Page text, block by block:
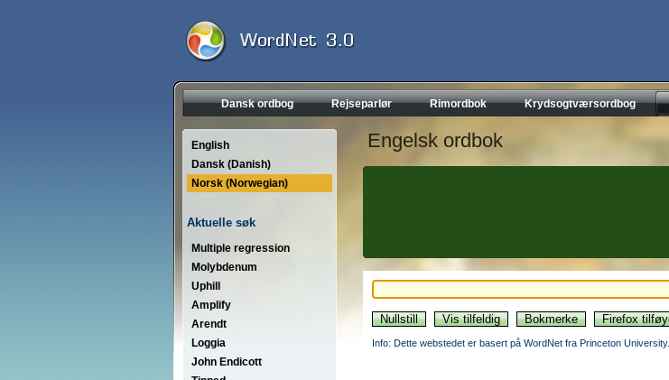
Dansk ordbog Rejseparlør Rimordbok Krydsogtværsordbog
English
Dansk (Danish)
Norsk (Norwegian)
Aktuelle søk
Multiple regression
Molybdenum
Uphill
Amplify
Arendt
Loggia
John Endicott
Engelsk ordbok
Info: Dette webstedet er basert på WordNet fra Princeton University.